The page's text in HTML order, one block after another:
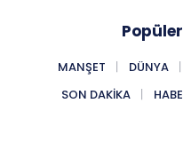
MANŞET DÜNYA
SON DAKIKA